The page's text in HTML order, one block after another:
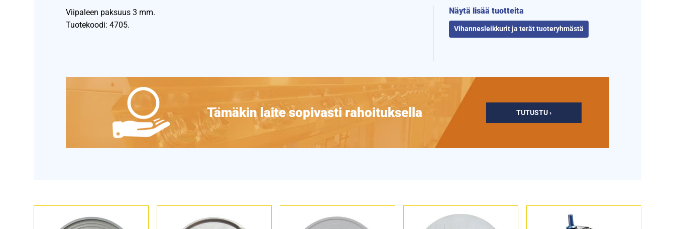
Viipaleen paksuus 3 mm.
Tuotekoodi: 4705.
Näytä lisää tuotteita
Vihannesleikkurit ja terät tuoteryhmästä
Tämäkin laite sopivasti rahoituksella TUTUSTU ›